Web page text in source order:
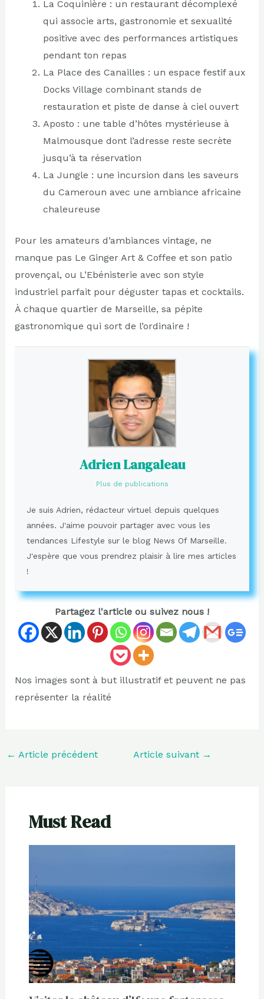
La Coquinière : un restaurant décomplexé
qui associe arts, gastronomie et sexualité
positive avec des performances artistiques
pendant ton repas
La Place des Canailles : un espace festif aux
Docks Village combinant stands de
restauration et piste de danse à ciel ouvert
Aposto : une table d’hôtes mystérieuse à
Malmousque dont l’adresse reste secrète
jusqu’à ta réservation
La Jungle : une incursion dans les saveurs
du Cameroun avec une ambiance africaine
chaleureuse
Pour les amateurs d’ambiances vintage, ne
manque pas Le Ginger Art & Coffee et son patio
provençal, ou L’Ebénisterie avec son style
industriel parfait pour déguster tapas et cocktails.
À chaque quartier de Marseille, sa pépite
gastronomique qui sort de l’ordinaire !
Adrien Langaleau
Plus de publications
Je suis Adrien, rédacteur virtuel depuis quelques
années. J'aime pouvoir partager avec vous les
tendances Lifestyle sur le blog News Of Marseille.
J'espère que vous prendrez plaisir à lire mes articles
!
Partagez l'article ou suivez nous !
Nos images sont à but illustratif et peuvent ne pas
représenter la réalité
← Article précédent Article suivant →
Must Read